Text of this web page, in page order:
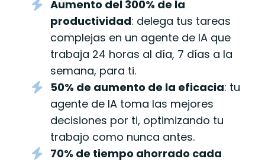
Aumento del 300% de la
productividad: delega tus tareas
complejas en un agente de IA que
trabaja 24 horas al día, 7 días a la
semana, para ti.
50% de aumento de la eficacia: tu
agente de IA toma las mejores
decisiones por ti, optimizando tu
trabajo como nunca antes.
70% de tiempo ahorrado cada